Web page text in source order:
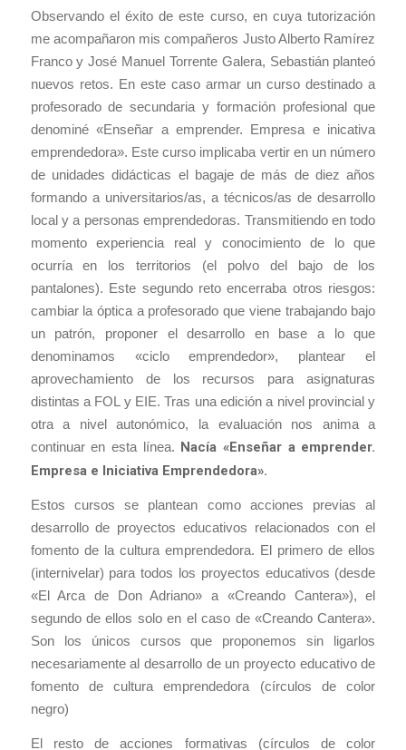
Observando el éxito de este curso, en cuya tutorización
me acompañaron mis compañeros Justo Alberto Ramírez
Franco y José Manuel Torrente Galera, Sebastián planteó
nuevos retos. En este caso armar un curso destinado a
profesorado de secundaria y formación profesional que
denominé «Enseñar a emprender. Empresa e inicativa
emprendedora». Este curso implicaba vertir en un número
de unidades didácticas el bagaje de más de diez años
formando a universitarios/as, a técnicos/as de desarrollo
local y a personas emprendedoras. Transmitiendo en todo
momento experiencia real y conocimiento de lo que
ocurría en los territorios (el polvo del bajo de los
pantalones). Este segundo reto encerraba otros riesgos:
cambiar la óptica a profesorado que viene trabajando bajo
un patrón, proponer el desarrollo en base a lo que
denominamos «ciclo emprendedor», plantear el
aprovechamiento de los recursos para asignaturas
distintas a FOL y EIE. Tras una edición a nivel provincial y
otra a nivel autonómico, la evaluación nos anima a
continuar en esta línea. Nacía «Enseñar a emprender.
Empresa e Iniciativa Emprendedora».
Estos cursos se plantean como acciones previas al
desarrollo de proyectos educativos relacionados con el
fomento de la cultura emprendedora. El primero de ellos
(internivelar) para todos los proyectos educativos (desde
«El Arca de Don Adriano» a «Creando Cantera»), el
segundo de ellos solo en el caso de «Creando Cantera».
Son los únicos cursos que proponemos sin ligarlos
necesariamente al desarrollo de un proyecto educativo de
fomento de cultura emprendedora (círculos de color
negro)
El resto de acciones formativas (círculos de color